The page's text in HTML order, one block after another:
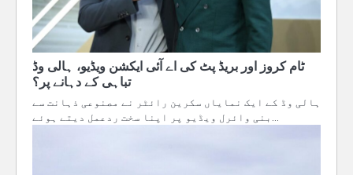
ٹام کروز اور بریڈ پٹ کی اے آئی ایکشن ویڈیو، ہالی وڈ
تباہی کے دہانے پر؟
ہالی وڈ کے ایک نمایاں سکرین رائٹر نے مصنوعی ذہانت سے
بنی وائرل ویڈیو پر اپنا سخت ردعمل دیتے ہوئے…